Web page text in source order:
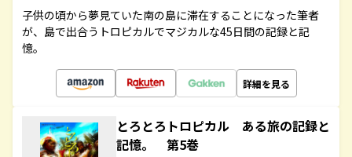
子供の頃から夢見ていた南の島に滞在することになった筆者
が、島で出合うトロピカルでマジカルな45日間の記録と記
憶。
詳細を見る
とろとろトロピカル ある旅の記録と
記憶。 第5巻